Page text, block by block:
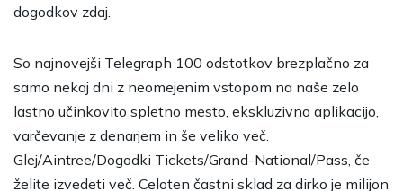
dogodkov zdaj.
So najnovejši Telegraph 100 odstotkov brezplačno za
samo nekaj dni z neomejenim vstopom na naše zelo
lastno učinkovito spletno mesto, ekskluzivno aplikacijo,
varčevanje z denarjem in še veliko več.
Glej/Aintree/Dogodki Tickets/Grand-National/Pass, če
želite izvedeti več. Celoten častni sklad za dirko je milijon